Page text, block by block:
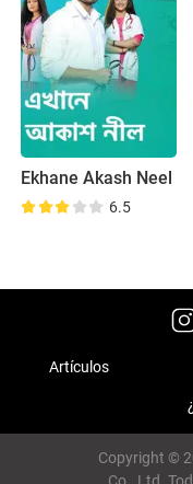
Ekhane Akash Neel
6.5
Artículos
Copyright ©
Co., Ltd.